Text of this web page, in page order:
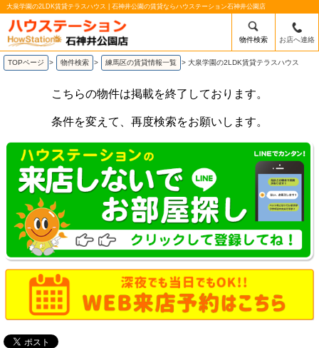
大泉学園の2LDK賃貸テラスハウス | 石神井公園の賃貸ならハウステーション石神井公園店
物件検索 お店へ連絡
TOPページ > 物件検索 > 練馬区の賃貸情報一覧 > 大泉学園の2LDK賃貸テラスハウス
こちらの物件は掲載を終了しております。
条件を変えて、再度検索をお願いします。